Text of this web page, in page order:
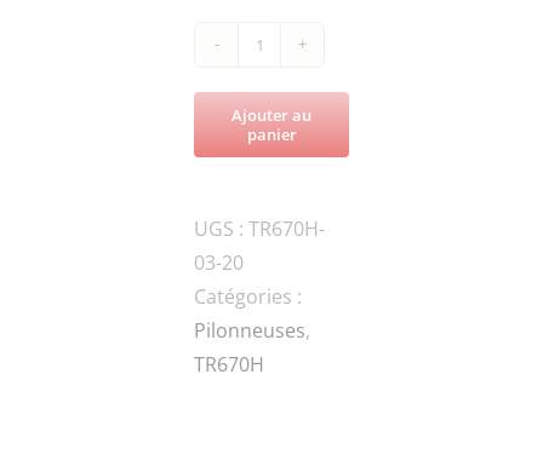
quantité
de
TR670H-
70ND-
GUIDE
(BOTTOM)
Ajouter au
panier
UGS : TR670H-
03-20
Catégories :
Pilonneuses,
TR670H